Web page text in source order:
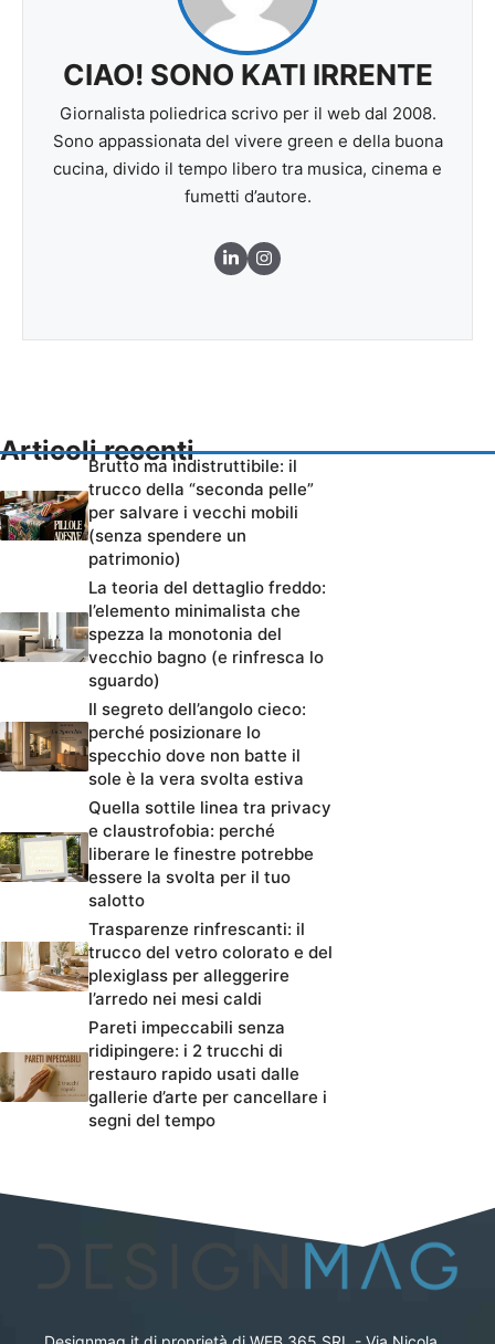
CIAO! SONO KATI IRRENTE
Giornalista poliedrica scrivo per il web dal 2008.
Sono appassionata del vivere green e della buona
cucina, divido il tempo libero tra musica, cinema e
fumetti d’autore.
Articoli recenti
Brutto ma indistruttibile: il
trucco della “seconda pelle”
per salvare i vecchi mobili
(senza spendere un
patrimonio)
La teoria del dettaglio freddo:
l’elemento minimalista che
spezza la monotonia del
vecchio bagno (e rinfresca lo
sguardo)
Il segreto dell’angolo cieco:
perché posizionare lo
specchio dove non batte il
sole è la vera svolta estiva
Quella sottile linea tra privacy
e claustrofobia: perché
liberare le finestre potrebbe
essere la svolta per il tuo
salotto
Trasparenze rinfrescanti: il
trucco del vetro colorato e del
plexiglass per alleggerire
l’arredo nei mesi caldi
Pareti impeccabili senza
ridipingere: i 2 trucchi di
restauro rapido usati dalle
gallerie d’arte per cancellare i
segni del tempo